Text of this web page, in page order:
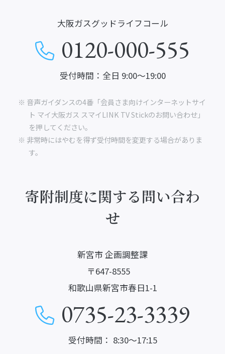
大阪ガスグッドライフコール
0120-000-555
受付時間：全日 9:00～19:00
※ 音声ガイダンスの4番「会員さま向けインターネットサイ
ト マイ大阪ガス スマイLINK TV Stickのお問い合わせ」
を押してください。
※ 非常時にはやむを得ず受付時間を変更する場合がありま
す。
寄附制度に関する問い合わ
せ
新宮市 企画調整課
〒647-8555
和歌山県新宮市春日1-1
0735-23-3339
受付時間： 8:30～17:15